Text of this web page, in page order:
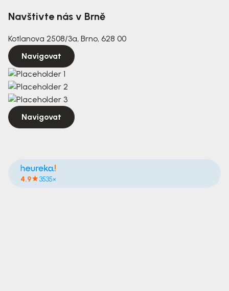
Navštivte nás v Brně
Kotlanova 2508/3a, Brno, 628 00
Navigovat
Navigovat
4.9 3535×